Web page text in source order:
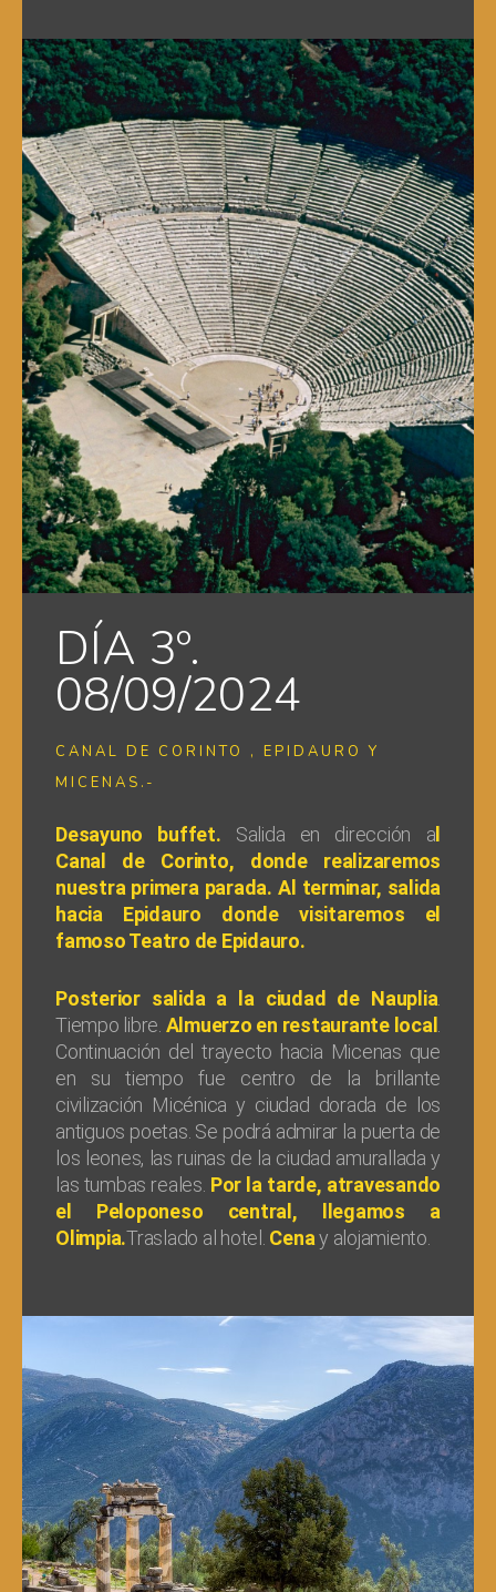
DÍA 3º.
08/09/2024
CANAL DE CORINTO , EPIDAURO Y
MICENAS.-
Desayuno buffet. Salida en dirección a
Canal de Corinto, donde realizaremos
nuestra primera parada. Al terminar, salida
hacia Epidauro donde visitaremos el
famoso Teatro de Epidauro.
Posterior salida a la ciudad de Nauplia
Tiempo libre. Almuerzo en restaurante local
Continuación del trayecto hacia Micenas que
en su tiempo fue centro de la brillante
civilización Micénica y ciudad dorada de los
antiguos poetas. Se podrá admirar la puerta de
los leones, las ruinas de la ciudad amurallada y
las tumbas reales. Por la tarde, atravesando
el Peloponeso central, llegamos a
Olimpia.Traslado al hotel. Cenay alojamiento.